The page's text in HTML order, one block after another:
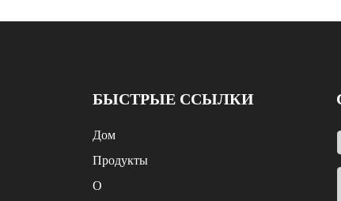
БЫСТРЫЕ ССЫЛКИ
Дом
Продукты
О